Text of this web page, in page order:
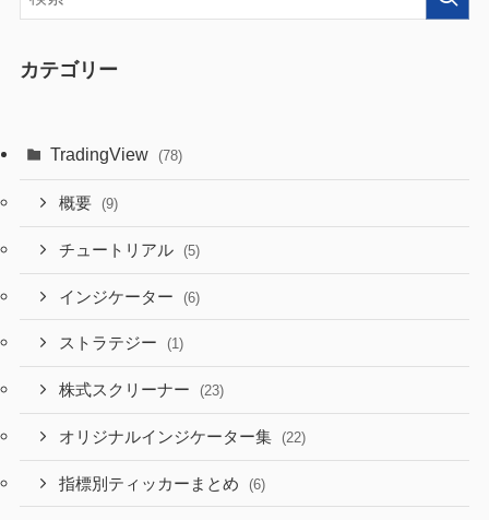
カテゴリー
TradingView (78)
概要 (9)
チュートリアル (5)
インジケーター (6)
ストラテジー (1)
株式スクリーナー (23)
オリジナルインジケーター集 (22)
指標別ティッカーまとめ (6)